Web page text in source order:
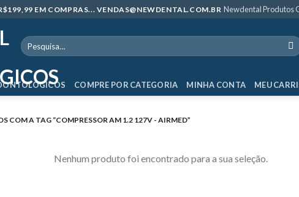
EM COMPRAS... VENDAS@NEWDENTAL.COM.BR Newdental Produtos
Pesquisar
por:
COMPRE POR CATEGORIA MINHA CONTA MEU
COM A TAG “COMPRESSOR AM 1.2 127V - AIRMED”
Nenhum produto foi encontrado para a sua seleção.